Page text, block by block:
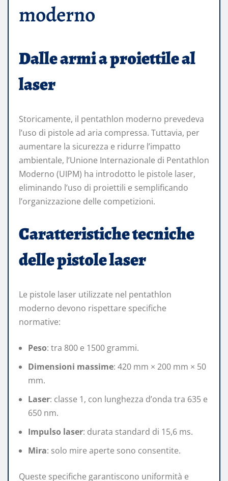
moderno
Dalle armi a proiettile al
laser
Storicamente, il pentathlon moderno prevedeva
l’uso di pistole ad aria compressa. Tuttavia, per
aumentare la sicurezza e ridurre l’impatto
ambientale, l’Unione Internazionale di Pentathlon
Moderno (UIPM) ha introdotto le pistole laser,
eliminando l’uso di proiettili e semplificando
l’organizzazione delle competizioni.
Caratteristiche tecniche
delle pistole laser
Le pistole laser utilizzate nel pentathlon
moderno devono rispettare specifiche
normative:
Peso: tra 800 e 1500 grammi.
Dimensioni massime: 420 mm × 200 mm × 50
mm.
Laser: classe 1, con lunghezza d’onda tra 635 e
650 nm.
Impulso laser: durata standard di 15,6 ms.
Mira: solo mire aperte sono consentite.
Queste specifiche garantiscono uniformità e